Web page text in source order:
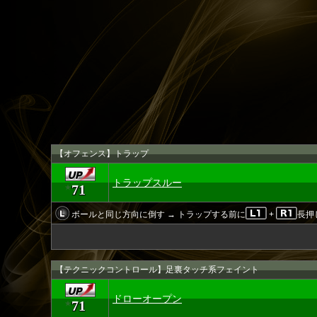
【オフェンス】トラップ
★71 トラップスルー
ボールと同じ方向に倒す → トラップする前に + 長押
【テクニックコントロール】足裏タッチ系フェイント
★71 ドローオープン